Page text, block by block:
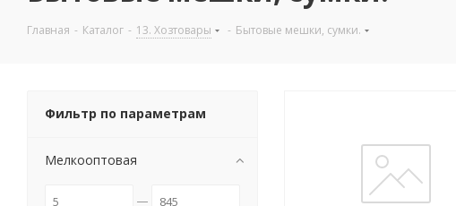
Главная - Каталог - 13. Хозтовары - Бытовые мешки, сумки.
Фильтр по параметрам
Мелкооптовая